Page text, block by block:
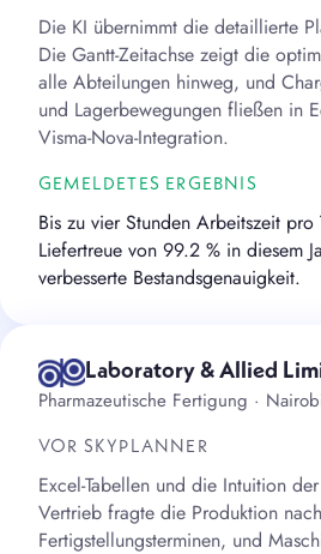
Die KI übernimmt die detaillierte
Die Gantt-Zeitachse zeigt die
alle Abteilungen hinweg, und
und Lagerbewegungen fließen in
Visma-Nova-Integration.
GEMELDETES ERGEBNIS
Bis zu vier Stunden Arbeitszeit
Liefertreue von 99.2 % in diesem
verbesserte Bestandsgenauigkeit.
Laboratory & Allied
Pharmazeutische Fertigung ·
VOR SKYPLANNER
Excel-Tabellen und die Intuition
Vertrieb fragte die Produktion nach
Fertigstellungsterminen, und